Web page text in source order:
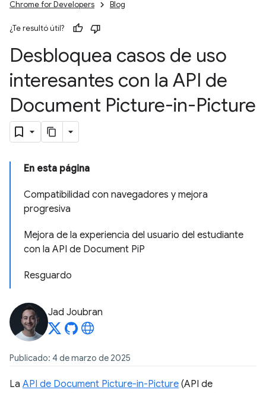
Chrome for Developers Blog
¿Te resultó útil?
Desbloquea casos de uso
interesantes con la API de
Document Picture-in-Picture
En esta página
Compatibilidad con navegadores y mejora
progresiva
Mejora de la experiencia del usuario del estudiante
con la API de Document PiP
Resguardo
Jad Joubran
Publicado: 4 de marzo de 2025
La API de Document Picture-in-Picture (API de